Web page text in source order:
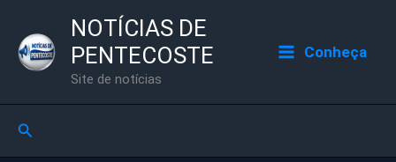
para
NOTÍCIAS DE
PENTECOSTE
Site de notícias
Conheça
Pesquisar